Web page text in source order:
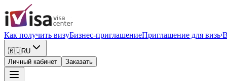
Как получить визуБизнес-приглашениеПриглашение для визы
🇷🇺RU
Личный кабинет
Заказать